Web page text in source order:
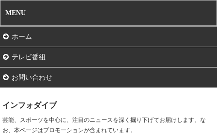
MENU
ホーム
テレビ番組
お問い合わせ
インフォダイブ
芸能、スポーツを中心に、注目のニュースを深く掘り下げてお届けします。な
お、本ページはプロモーションが含まれています。